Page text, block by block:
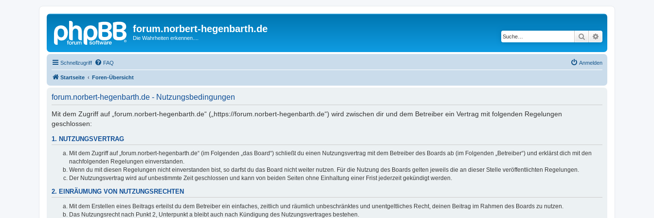
forum.norbert-hegenbarth.de
Die Wahrheiten erkennen.... Suche
Schnellzugriff FAQ Anmelden
Startseite Foren-Übersicht
forum.norbert-hegenbarth.de - Nutzungsbedingungen
Mit dem Zugriff auf „forum.norbert-hegenbarth.de“ („https://forum.norbert-hegenbarth.de“) wird zwischen dir und dem Betreiber ein Vertrag mit folgenden Regelungen
geschlossen:
1. NUTZUNGSVERTRAG
Mit dem Zugriff auf „forum.norbert-hegenbarth.de“ (im Folgenden „das Board“) schließt du einen Nutzungsvertrag mit dem Betreiber des Boards ab (im Folgenden „Betreiber“) und erklärst dich mit den
nachfolgenden Regelungen einverstanden.
Wenn du mit diesen Regelungen nicht einverstanden bist, so darfst du das Board nicht weiter nutzen. Für die Nutzung des Boards gelten jeweils die an dieser Stelle veröffentlichten Regelungen.
Der Nutzungsvertrag wird auf unbestimmte Zeit geschlossen und kann von beiden Seiten ohne Einhaltung einer Frist jederzeit gekündigt werden.
2. EINRÄUMUNG VON NUTZUNGSRECHTEN
Mit dem Erstellen eines Beitrags erteilst du dem Betreiber ein einfaches, zeitlich und räumlich unbeschränktes und unentgeltliches Recht, deinen Beitrag im Rahmen des Boards zu nutzen.
Das Nutzungsrecht nach Punkt 2, Unterpunkt a bleibt auch nach Kündigung des Nutzungsvertrages bestehen.